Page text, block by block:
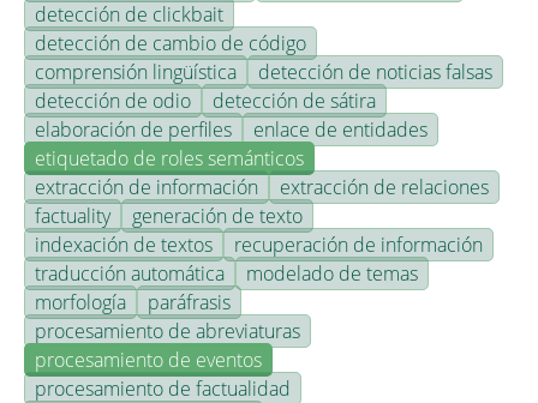
detección de clickbait
detección de cambio de código
comprensión lingüística
detección de noticias falsas
detección de odio
detección de sátira
elaboración de perfiles
enlace de entidades
etiquetado de roles semánticos
extracción de información
extracción de relaciones
factuality
generación de texto
indexación de textos
recuperación de información
traducción automática
modelado de temas
morfología
paráfrasis
procesamiento de abreviaturas
procesamiento de eventos
procesamiento de factualidad